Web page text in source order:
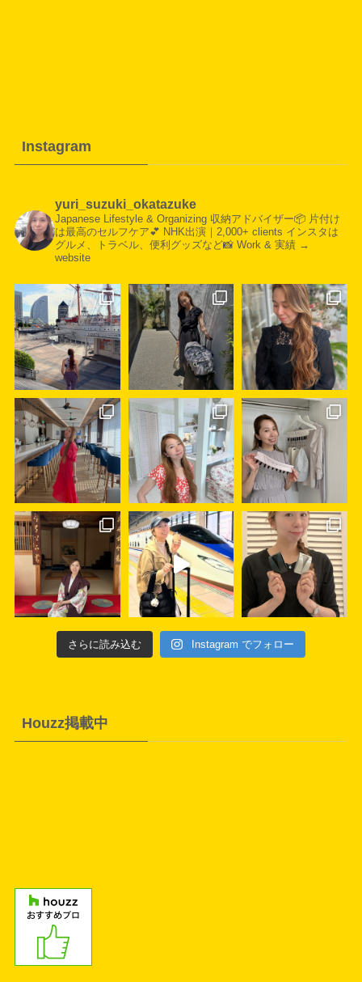
Instagram
yuri_suzuki_okatazuke
Japanese Lifestyle & Organizing収納アドバイザー📦片付け
は最高のセルフケア💕 NHK出演｜2,000+ clients インスタは
グルメ、トラベル、便利グッズなど📸Work & 実績 →
website
さらに読み込む Instagram でフォロー
Houzz掲載中